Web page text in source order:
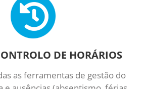
DE HORÁRIOS
as ferramentas de gestão do